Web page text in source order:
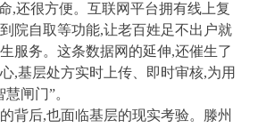
,还很方便。互联网平台拥有线上复
院自取等功能,让老百姓足不出户就
服务。这条数据网的延伸,还催生了
,基层处方实时上传、即时审核,为用
闸门”。
背后,也面临基层的现实考验。滕州